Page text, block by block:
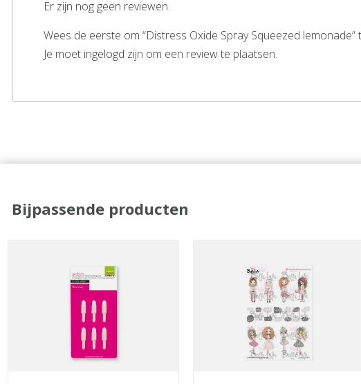
Er zijn nog geen reviewen.
Wees de eerste om “Distress Oxide Spray Squeezed
Je moet ingelogd zijn om een review te plaatsen.
Bijpassende producten